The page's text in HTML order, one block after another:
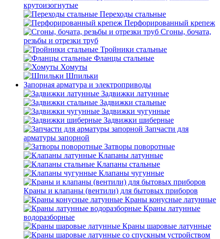
крутоизогнутые
Переходы стальные
Перфорированный крепеж
Сгоны, бочата,
резьбы и отрезки труб
Тройники стальные
Фланцы стальные
Хомуты
Шпильки
Запорная арматура и электроприводы
Задвижки латунные
Задвижки стальные
Задвижки чугунные
Задвижки шиберные
Запчасти для
арматуры запорной
Затворы поворотные
Клапаны латунные
Клапаны стальные
Клапаны чугунные
Краны и клапаны (вентили) для бытовых приборов
Краны конусные латунные
Краны латунные
водоразборные
Краны шаровые латунные